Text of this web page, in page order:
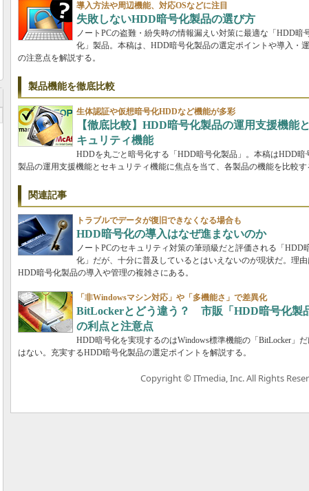
導入方法や周辺機能、対応OSなどに注目
失敗しないHDD暗号化製品の選び方
ノートPCの盗難・紛失時の情報漏えい対策に最適な「HDD暗
化」製品。本稿は、HDD暗号化製品の選定ポイントや導入・
の注意点を解説する。
製品機能を徹底比較
生体認証や仮想暗号化HDDなど機能が多彩
【徹底比較】HDD暗号化製品の運用支援機能
キュリティ機能
HDDを丸ごと暗号化する「HDD暗号化製品」。本稿はHDD暗
製品の運用支援機能とセキュリティ機能に焦点を当て、各製品の機能を比較す
関連記事
トラブルでデータが復旧できなくなる場合も
HDD暗号化の導入はなぜ進まないのか
ノートPCのセキュリティ対策の筆頭級だと評価される「HDD
化」だが、十分に普及しているとはいえないのが現状だ。理由
HDD暗号化製品の導入や管理の複雑さにある。
「非Windowsマシン対応」や「多機能さ」で差異化
BitLockerとどう違う？ 市販「HDD暗号化製
の利点と注意点
HDD暗号化を実現するのはWindows標準機能の「BitLocker」
はない。充実するHDD暗号化製品の選定ポイントを解説する。
Copyright © ITmedia, Inc. All Rights